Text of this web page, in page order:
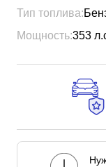
Тип топлива:
Мощность:353